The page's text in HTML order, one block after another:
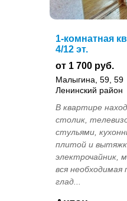
1-комнатная
4/12 эт.
от 1 700 руб.
Малыгина, 59, 59
Ленинский район
В квартире
столик,
стульями,
плитой и
электрочайник,
вся
глад...